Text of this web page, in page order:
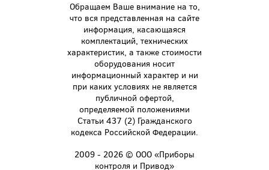
Обращаем Ваше внимание на то,
что вся представленная на сайте
информация, касающаяся
комплектаций, технических
характеристик, а также стоимости
оборудования носит
информационный характер и ни
при каких условиях не является
публичной офертой,
определяемой положениями
Статьи 437 (2) Гражданского
кодекса Российской Федерации.
2009 - 2026 © ООО «Приборы
контроля и Привод»